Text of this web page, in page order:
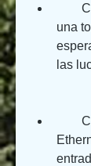
una
las